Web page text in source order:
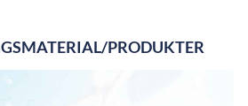
PRODUKTER